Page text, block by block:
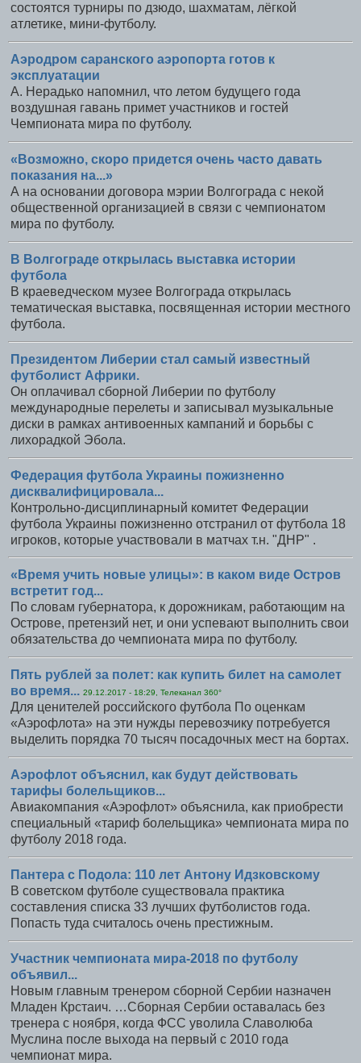
состоятся турниры по дзюдо, шахматам, лёгкой
атлетике, мини-футболу.
Аэродром саранского аэропорта готов к
эксплуатации
А. Нерадько напомнил, что летом будущего года
воздушная гавань примет участников и гостей
Чемпионата мира по футболу.
«Возможно, скоро придется очень часто давать
показания на...»
А на основании договора мэрии Волгограда с некой
общественной организацией в связи с чемпионатом
мира по футболу.
В Волгограде открылась выставка истории
футбола
В краеведческом музее Волгограда открылась
тематическая выставка, посвященная истории местного
футбола.
Президентом Либерии стал самый известный
футболист Африки.
Он оплачивал сборной Либерии по футболу
международные перелеты и записывал музыкальные
диски в рамках антивоенных кампаний и борьбы с
лихорадкой Эбола.
Федерация футбола Украины пожизненно
дисквалифицировала...
Контрольно-дисциплинарный комитет Федерации
футбола Украины пожизненно отстранил от футбола 18
игроков, которые участвовали в матчах т.н. "ДНР" .
«Время учить новые улицы»: в каком виде Остров
встретит год...
По словам губернатора, к дорожникам, работающим на
Острове, претензий нет, и они успевают выполнить свои
обязательства до чемпионата мира по футболу.
Пять рублей за полет: как купить билет на самолет
во время... 29.12.2017 - 18:29, Телеканал 360°
Для ценителей российского футбола По оценкам
«Аэрофлота» на эти нужды перевозчику потребуется
выделить порядка 70 тысяч посадочных мест на бортах.
Аэрофлот объяснил, как будут действовать
тарифы болельщиков...
Авиакомпания «Аэрофлот» объяснила, как приобрести
специальный «тариф болельщика» чемпионата мира по
футболу 2018 года.
Пантера с Подола: 110 лет Антону Идзковскому
В советском футболе существовала практика
составления списка 33 лучших футболистов года.
Попасть туда считалось очень престижным.
Участник чемпионата мира-2018 по футболу
объявил...
Новым главным тренером сборной Сербии назначен
Младен Крстаич. …Сборная Сербии оставалась без
тренера с ноября, когда ФСС уволила Славолюба
Муслина после выхода на первый с 2010 года
чемпионат мира.